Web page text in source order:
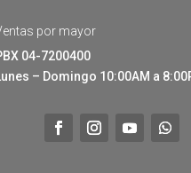
por mayor
04-7200400
– Domingo 10:00AM a